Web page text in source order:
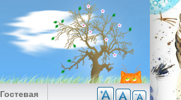
Гостевая